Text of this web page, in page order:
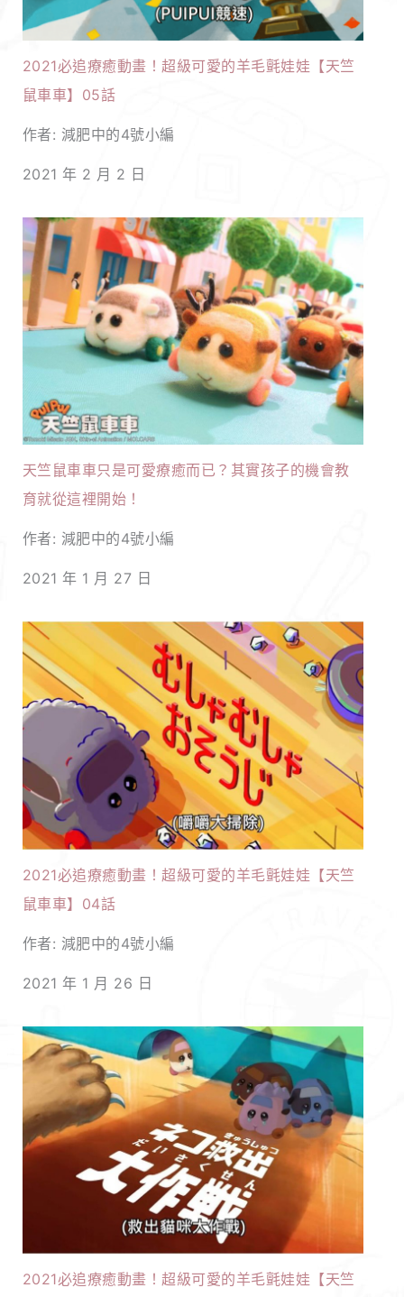
2021必追療癒動畫！超級可愛的羊毛氈娃娃【天竺
鼠車車】05話
作者: 減肥中的4號小編
2021 年 2 月 2 日
天竺鼠車車只是可愛療癒而已？其實孩子的機會教
育就從這裡開始！
作者: 減肥中的4號小編
2021 年 1 月 27 日
2021必追療癒動畫！超級可愛的羊毛氈娃娃【天竺
鼠車車】04話
作者: 減肥中的4號小編
2021 年 1 月 26 日
2021必追療癒動畫！超級可愛的羊毛氈娃娃【天竺